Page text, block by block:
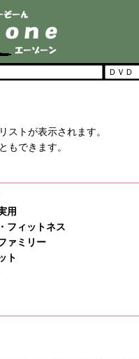
トが表示されます。
もできます。
用
フィットネス
ァミリー
ト